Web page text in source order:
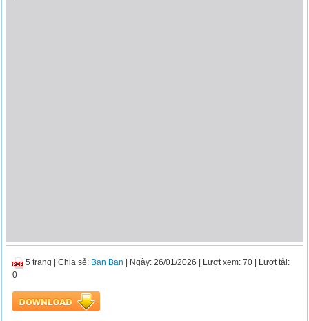
5 trang |Chia sẻ: Ban Ban | Ngày: 26/01/2026 | Lượt xem: 70 | Lượt tải:
0